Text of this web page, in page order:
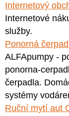
Internetový
Internetové
služby.
Ponorná
ALFApumpy -
ponorna-
čerpadla.
systémy
Ruční mytí aut